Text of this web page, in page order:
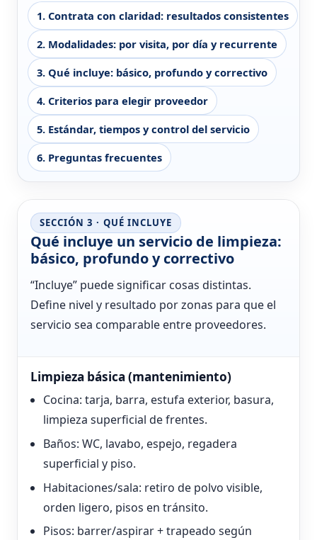
1. Contrata con claridad: resultados consistentes
2. Modalidades: por visita, por día y recurrente
3. Qué incluye: básico, profundo y correctivo
4. Criterios para elegir proveedor
5. Estándar, tiempos y control del servicio
6. Preguntas frecuentes
SECCIÓN 3 · QUÉ INCLUYE
Qué incluye un servicio de limpieza:
básico, profundo y correctivo
“Incluye” puede significar cosas distintas.
Define nivel y resultado por zonas para que el
servicio sea comparable entre proveedores.
Limpieza básica (mantenimiento)
Cocina: tarja, barra, estufa exterior, basura,
limpieza superficial de frentes.
Baños: WC, lavabo, espejo, regadera
superficial y piso.
Habitaciones/sala: retiro de polvo visible,
orden ligero, pisos en tránsito.
Pisos: barrer/aspirar + trapeado según